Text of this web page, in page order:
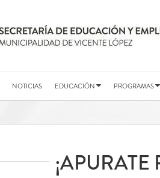
NOTICIAS EDUCACIÓN PROGRAMAS